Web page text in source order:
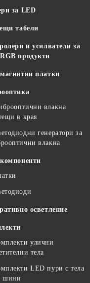
за LED
табели
и усилватели за
продукти
платки
влакна
в края
генератори за
влакна
осветление
улични
тела
LED пури с тела
шини